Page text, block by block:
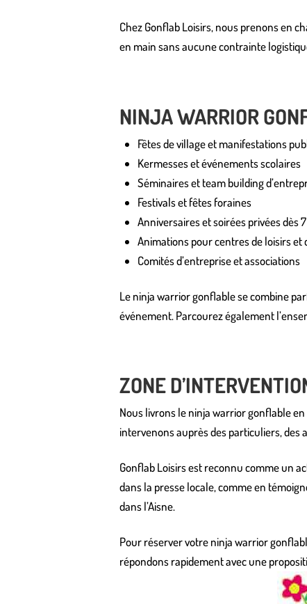
Chez Gonflab Loisirs, nous prenons en
en main sans aucune contrainte
NINJA WARRIOR
Fêtes de village et manifestations
Kermesses et événements scolaires
Séminaires et team building
Festivals et fêtes foraines
Anniversaires et soirées privées dès
Animations pour centres de loisirs et
Comités d’entreprise et associations
Le ninja warrior gonflable se combine
événement. Parcourez également
ZONE
Nous livrons le ninja warrior gonflable
intervenons auprès des particuliers, des
Gonflab Loisirs est reconnu comme un
dans la presse locale, comme en
dans l’Aisne.
Pour réserver votre ninja warrior
répondons rapidement avec une